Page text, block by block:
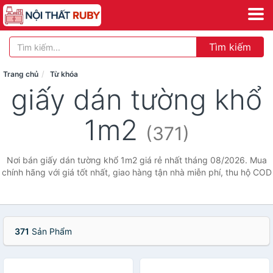
Tìm kiếm
Trang chủ Từ khóa
giấy dán tường khổ
1m2 (371)
Nơi bán giấy dán tường khổ 1m2 giá rẻ nhất tháng 08/2026. Mua
chính hãng với giá tốt nhất, giao hàng tận nhà miễn phí, thu hộ COD
371 Sản Phẩm